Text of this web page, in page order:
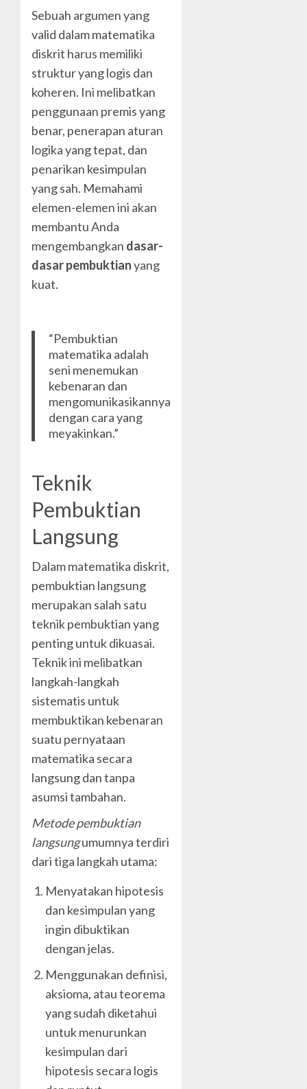
Sebuah argumen yang
valid dalam matematika
diskrit harus memiliki
struktur yang logis dan
koheren. Ini melibatkan
penggunaan premis yang
benar, penerapan aturan
logika yang tepat, dan
penarikan kesimpulan
yang sah. Memahami
elemen-elemen ini akan
membantu Anda
mengembangkan dasar-
dasar pembuktianyang
kuat.
“Pembuktian
matematika adalah
seni menemukan
kebenaran dan
mengomunikasikannya
dengan cara yang
meyakinkan.”
Teknik
Pembuktian
Langsung
Dalam matematika diskrit,
pembuktian langsung
merupakan salah satu
teknik pembuktian yang
penting untuk dikuasai.
Teknik ini melibatkan
langkah-langkah
sistematis untuk
membuktikan kebenaran
suatu pernyataan
matematika secara
langsung dan tanpa
asumsi tambahan.
Metode pembuktian
langsungumumnya terdiri
dari tiga langkah utama:
Menyatakan hipotesis
dan kesimpulan yang
ingin dibuktikan
dengan jelas.
Menggunakan definisi,
aksioma, atau teorema
yang sudah diketahui
untuk menurunkan
kesimpulan dari
hipotesis secara logis